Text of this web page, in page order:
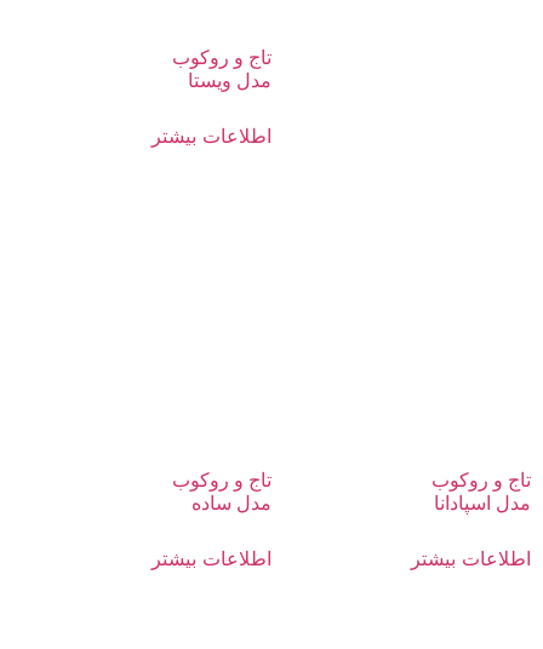
تاج و روکوب
مدل ویستا
اطلاعات بیشتر
تاج و روکوب
مدل اسپادانا
اطلاعات بیشتر
تاج و روکوب
مدل ساده
اطلاعات بیشتر